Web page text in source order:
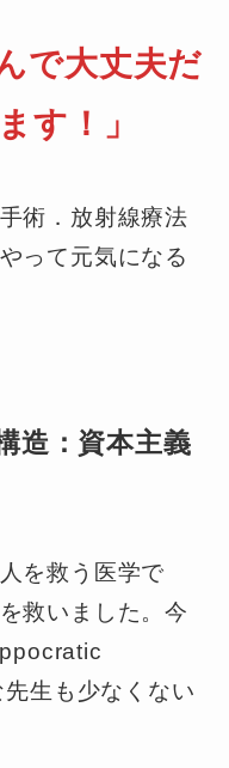
で大丈夫だ
す！」
術．放射線療法
って元気になる
造：資本主義
を救う医学で
救いました。今
生も少なくない